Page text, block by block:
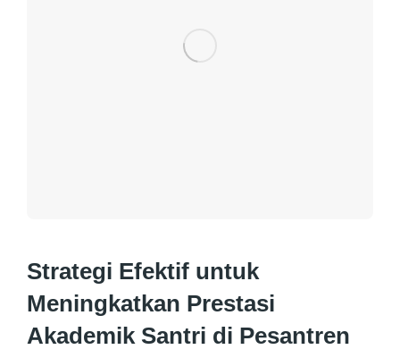
Strategi Efektif untuk
Meningkatkan Prestasi
Akademik Santri di Pesantren